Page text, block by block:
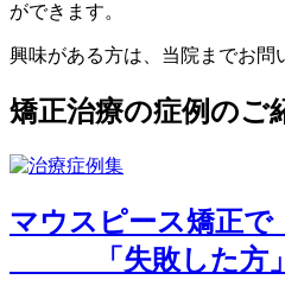
ができます。
興味がある方は、当院までお問
矯正治療の症例のご
マウスピース矯
「 失敗した方